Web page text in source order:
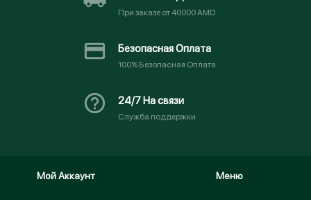
При заказе от 40000 AMD
Безопасная Оплата
100% Безопасная Оплата
24/7 На связи
Служба поддержки
Мой Аккаунт Меню